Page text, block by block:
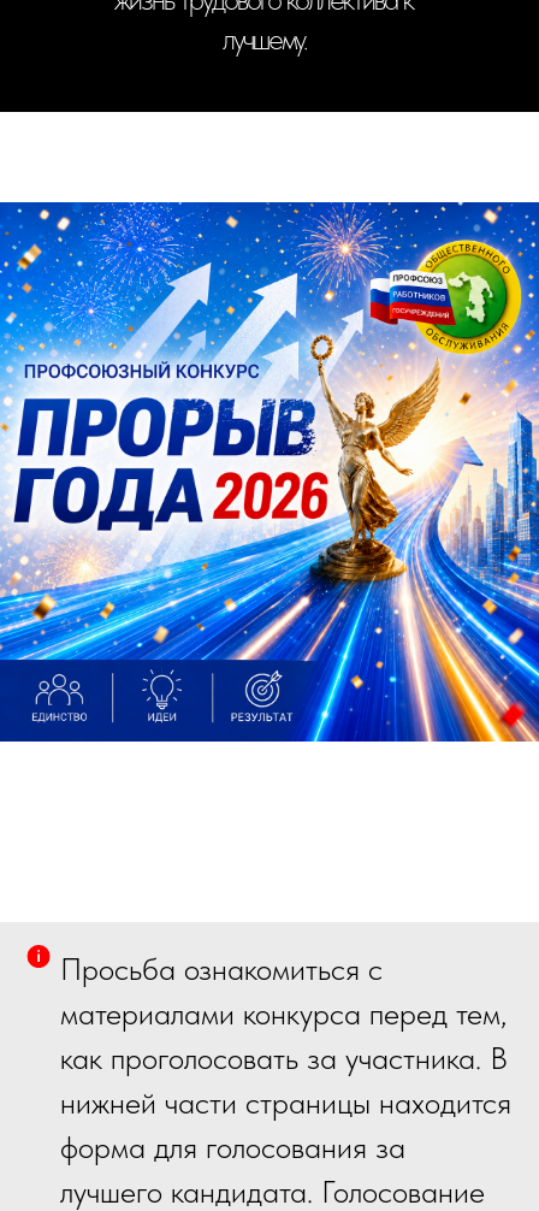
лучшему.
Просьба ознакомиться с
материалами конкурса перед тем,
как проголосовать за участника. В
нижней части страницы находится
форма для голосования за
лучшего кандидата. Голосование